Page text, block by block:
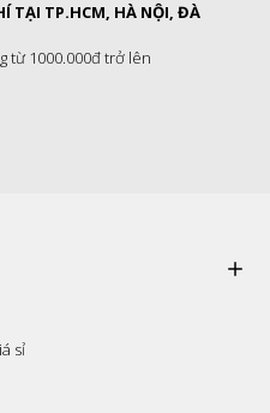
TẠI TP.HCM, HÀ NỘI, ĐÀ
từ 1000.000đ trở lên
sỉ